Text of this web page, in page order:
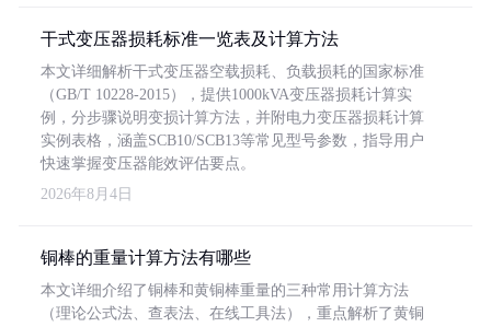
干式变压器损耗标准一览表及计算方法
本文详细解析干式变压器空载损耗、负载损耗的国家标准
（GB/T 10228-2015），提供1000kVA变压器损耗计算实
例，分步骤说明变损计算方法，并附电力变压器损耗计算
实例表格，涵盖SCB10/SCB13等常见型号参数，指导用户
快速掌握变压器能效评估要点。
2026年8月4日
铜棒的重量计算方法有哪些
本文详细介绍了铜棒和黄铜棒重量的三种常用计算方法
（理论公式法、查表法、在线工具法），重点解析了黄铜